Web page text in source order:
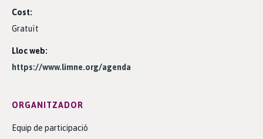
Cost:
Gratuït
Lloc web:
https://www.limne.org/agenda
ORGANITZADOR
Equip de participació